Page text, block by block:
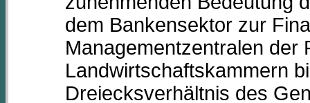
dem Bankensektor zur
Managementzentralen der
Landwirtschaftskammern
Dreiecksverhältnis des